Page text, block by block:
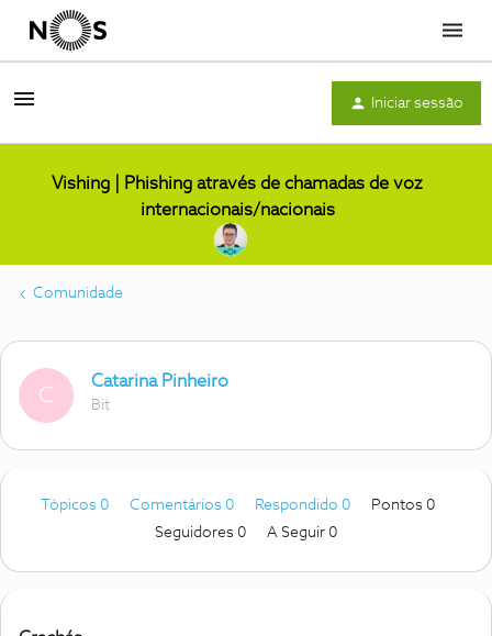
Menu
Iniciar sessão
Vishing | Phishing através de chamadas de voz
internacionais/nacionais
Comunidade
C
Catarina Pinheiro
Bit
Tópicos 0 Comentários 0 Respondido 0
Pontos 0
Seguidores 0 A Seguir 0